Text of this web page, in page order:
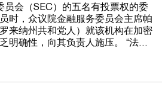
员会（SEC）的五名有投票权的委
时，众议院金融服务委员会主席帕
来纳州共和党人）就该机构在加密
明确性，向其负责人施压。 “法律
撰写的，”SEC主席加里·根斯勒刚